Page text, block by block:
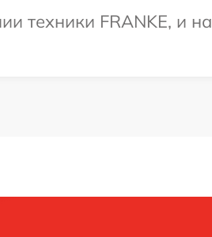
техники FRANKE, и